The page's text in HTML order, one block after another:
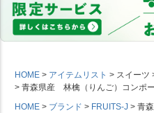
HOME アイテムリスト スイーツ
青森県産 林檎（りんご）コンポ
HOME
ブランド FRUITS-J 青